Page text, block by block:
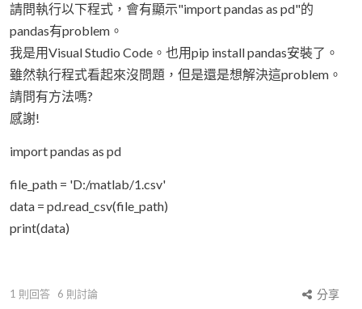
請問執行以下程式，會有顯示"import pandas as pd"的
pandas有problem。
我是用Visual Studio Code。也用pip install pandas安裝了。
雖然執行程式看起來沒問題，但是還是想解決這problem。
請問有方法嗎?
感謝!
import pandas as pd
file_path = 'D:/matlab/1.csv'
data = pd.read_csv(file_path)
print(data)
1 則回答 6 則討論
分享